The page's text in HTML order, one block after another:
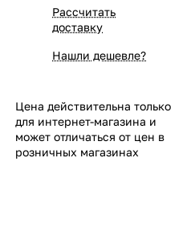
Рассчитать
доставку
Нашли дешевле?
Цена действительна только
для интернет-магазина и
может отличаться от цен в
розничных магазинах